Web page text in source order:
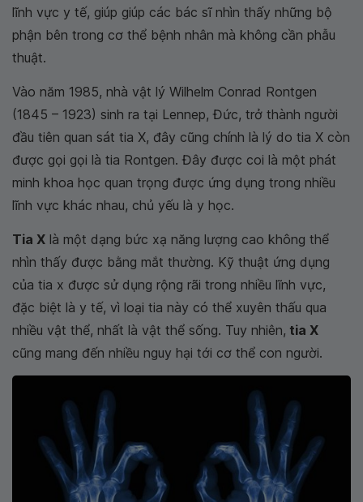
lĩnh vực y tế, giúp giúp các bác sĩ nhìn thấy những bộ
phận bên trong cơ thể bệnh nhân mà không cần phẫu
thuật.
Vào năm 1985, nhà vật lý Wilhelm Conrad Rontgen
(1845 – 1923) sinh ra tại Lennep, Đức, trở thành người
đầu tiên quan sát tia X, đây cũng chính là lý do tia X còn
được gọi gọi là tia Rontgen. Đây được coi là một phát
minh khoa học quan trọng được ứng dụng trong nhiều
lĩnh vực khác nhau, chủ yếu là y học.
Tia X là một dạng bức xạ năng lượng cao không thể
nhìn thấy được bằng mắt thường. Kỹ thuật ứng dụng
của tia x được sử dụng rộng rãi trong nhiều lĩnh vực,
đặc biệt là y tế, vì loại tia này có thể xuyên thấu qua
nhiều vật thể, nhất là vật thể sống. Tuy nhiên, tia X
cũng mang đến nhiều nguy hại tới cơ thể con người.